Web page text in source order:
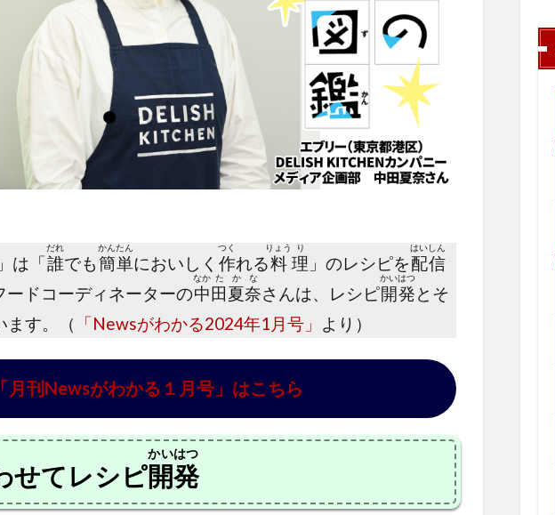
」は「誰
だれ
でも簡
かん
単
たん
においしく 作
つく
れる料
りょう
理
り
」のレシピを配
はい
信
しん
ードコーディネーターの中
なか
田
た
夏
か
奈
な
さんは、レシピ開
かい
発
はつ
とそ
ます。（ 「Newsがわかる2024年1月号」 より）
「月刊Newsがわかる１月号」はこちら
せてレシピ開発
かいはつ